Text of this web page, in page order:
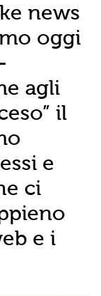
news
oggi
agli
il
e
ci
e i